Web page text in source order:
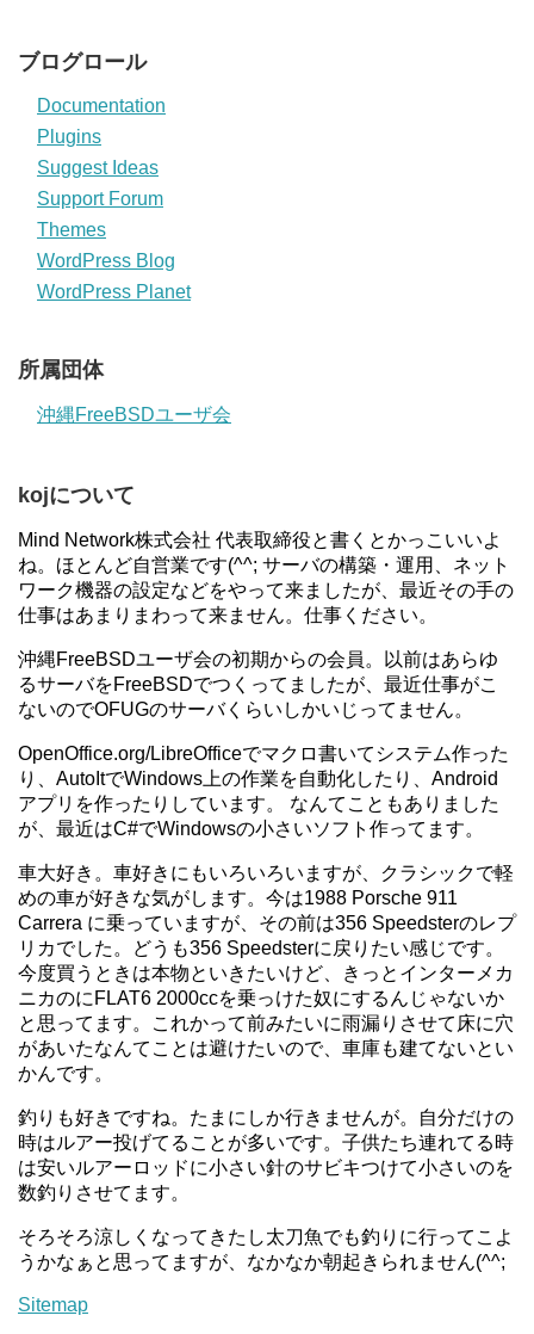
ブログロール
Documentation
Plugins
Suggest Ideas
Support Forum
Themes
WordPress Blog
WordPress Planet
所属団体
沖縄FreeBSDユーザ会
kojについて
Mind Network株式会社 代表取締役と書くとかっこいいよ
ね。ほとんど自営業です(^^; サーバの構築・運用、ネット
ワーク機器の設定などをやって来ましたが、最近その手の
仕事はあまりまわって来ません。仕事ください。
沖縄FreeBSDユーザ会の初期からの会員。以前はあらゆ
るサーバをFreeBSDでつくってましたが、最近仕事がこ
ないのでOFUGのサーバくらいしかいじってません。
OpenOffice.org/LibreOfficeでマクロ書いてシステム作った
り、AutoItでWindows上の作業を自動化したり、Android
アプリを作ったりしています。 なんてこともありました
が、最近はC#でWindowsの小さいソフト作ってます。
車大好き。車好きにもいろいろいますが、クラシックで軽
めの車が好きな気がします。今は1988 Porsche 911
Carrera に乗っていますが、その前は356 Speedsterのレプ
リカでした。どうも356 Speedsterに戻りたい感じです。
今度買うときは本物といきたいけど、きっとインターメカ
ニカのにFLAT6 2000ccを乗っけた奴にするんじゃないか
と思ってます。これかって前みたいに雨漏りさせて床に穴
があいたなんてことは避けたいので、車庫も建てないとい
かんです。
釣りも好きですね。たまにしか行きませんが。自分だけの
時はルアー投げてることが多いです。子供たち連れてる時
は安いルアーロッドに小さい針のサビキつけて小さいのを
数釣りさせてます。
そろそろ涼しくなってきたし太刀魚でも釣りに行ってこよ
うかなぁと思ってますが、なかなか朝起きられません(^^;
Sitemap